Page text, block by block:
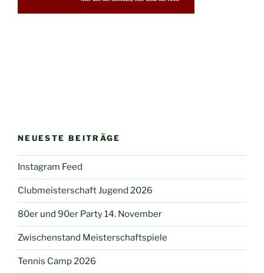
NEUESTE BEITRÄGE
Instagram Feed
Clubmeisterschaft Jugend 2026
80er und 90er Party 14. November
Zwischenstand Meisterschaftspiele
Tennis Camp 2026